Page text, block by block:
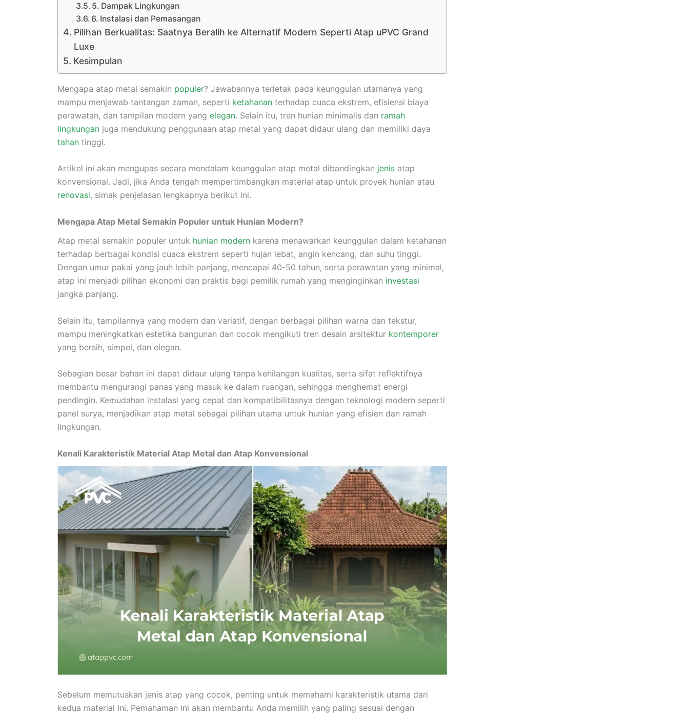
5. Dampak Lingkungan
6. Instalasi dan Pemasangan
Pilihan Berkualitas: Saatnya Beralih ke Alternatif Modern Seperti Atap uPVC Grand
Luxe
Kesimpulan
Mengapa atap metal semakin populer? Jawabannya terletak pada keunggulan utamanya yang
mampu menjawab tantangan zaman, seperti ketahanan terhadap cuaca ekstrem, efisiensi biaya
perawatan, dan tampilan modern yang elegan. Selain itu, tren hunian minimalis dan ramah
lingkungan juga mendukung penggunaan atap metal yang dapat didaur ulang dan memiliki daya
tahan tinggi.
Artikel ini akan mengupas secara mendalam keunggulan atap metal dibandingkan jenis atap
konvensional. Jadi, jika Anda tengah mempertimbangkan material atap untuk proyek hunian atau
renovasi, simak penjelasan lengkapnya berikut ini.
Mengapa Atap Metal Semakin Populer untuk Hunian Modern?
Atap metal semakin populer untuk hunian modern karena menawarkan keunggulan dalam ketahanan
terhadap berbagai kondisi cuaca ekstrem seperti hujan lebat, angin kencang, dan suhu tinggi.
Dengan umur pakai yang jauh lebih panjang, mencapai 40-50 tahun, serta perawatan yang minimal,
atap ini menjadi pilihan ekonomi dan praktis bagi pemilik rumah yang menginginkan investasi
jangka panjang.
Selain itu, tampilannya yang modern dan variatif, dengan berbagai pilihan warna dan tekstur,
mampu meningkatkan estetika bangunan dan cocok mengikuti tren desain arsitektur kontemporer
yang bersih, simpel, dan elegan.
Sebagian besar bahan ini dapat didaur ulang tanpa kehilangan kualitas, serta sifat reflektifnya
membantu mengurangi panas yang masuk ke dalam ruangan, sehingga menghemat energi
pendingin. Kemudahan instalasi yang cepat dan kompatibilitasnya dengan teknologi modern seperti
panel surya, menjadikan atap metal sebagai pilihan utama untuk hunian yang efisien dan ramah
lingkungan.
Kenali Karakteristik Material Atap Metal dan Atap Konvensional
Sebelum memutuskan jenis atap yang cocok, penting untuk memahami karakteristik utama dari
kedua material ini. Pemahaman ini akan membantu Anda memilih yang paling sesuai dengan